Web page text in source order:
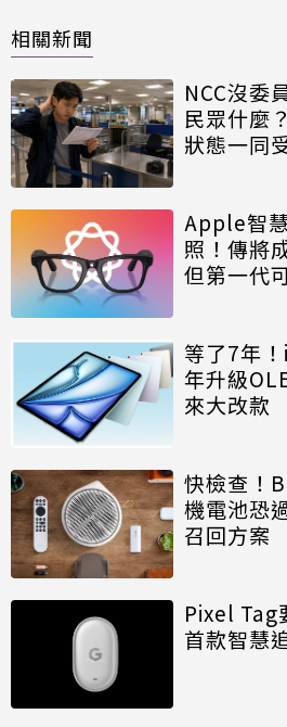
相關新聞
NCC沒委
民眾什麼
狀態一同
Apple智
照！傳將
但第一代
等了7年
年升級
來大改款
快檢查！
機電池恐
召回方案
Pixel Tag
首款智慧